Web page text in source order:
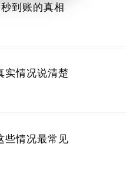
到账的真相
实情况说清楚
些情况最常见